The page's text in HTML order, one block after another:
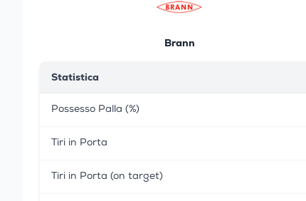
Brann
Statistica
Possesso Palla (%)
Tiri in Porta
Tiri in Porta (on target)